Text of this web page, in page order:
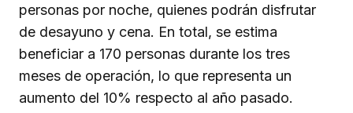
personas por noche, quienes podrán disfrutar
de desayuno y cena. En total, se estima
beneficiar a 170 personas durante los tres
meses de operación, lo que representa un
aumento del 10% respecto al año pasado.